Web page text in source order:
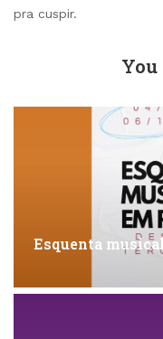
pra cuspir.
Esquenta